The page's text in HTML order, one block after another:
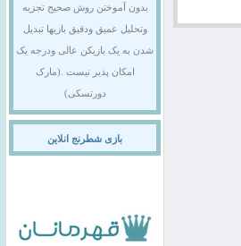
بدون آموختن روش صحیح تجزیه
وتحلیل عمیق ودقیق بازیها تبدیل
شدن به یک بازیکن عالی ودرجه یک
امکان پذیر نیست .(مارک
دورتسکی)
بازی شطرنج انلاین